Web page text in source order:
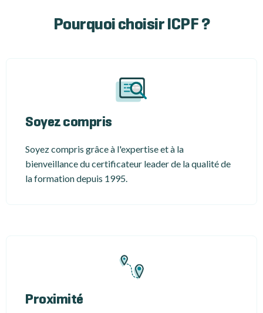
Pourquoi choisir ICPF ?
Soyez compris
Soyez compris grâce à l'expertise et à la
bienveillance du certificateur leader de la qualité de
la formation depuis 1995.
Proximité